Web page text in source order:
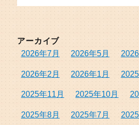
アーカイブ
2026年7月 2026年5月
2026年2月 2026年1月
2025年11月 2025年10月
2025年8月 2025年7月